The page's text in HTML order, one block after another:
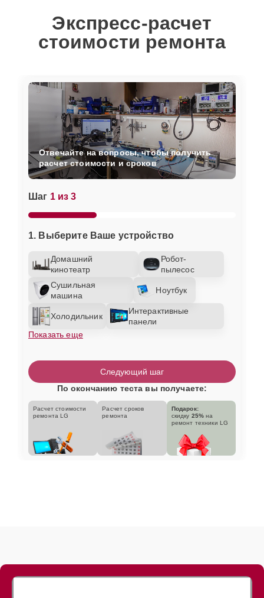
Экспресс-расчет
стоимости ремонта
Шаг 1 из 3
1. Выберите Ваше устройство
Домашний
кинотеатр
Робот-
пылесос
Сушильная
машина
Ноутбук
Холодильник
Интерактивные
панели
Показать еще
Отвечайте на вопросы, чтобы получить
расчет стоимости и сроков
Следующий шаг
По окончанию теста вы получаете:
Расчет стоимости
ремонта LG
Расчет сроков
ремонта
Подарок:
скидку 25% на
ремонт техники LG